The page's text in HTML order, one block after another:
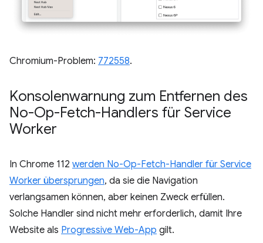
Chromium-Problem: 772558.
Konsolenwarnung zum Entfernen des
No-Op-Fetch-Handlers für Service
Worker
In Chrome 112 werden No-Op-Fetch-Handler für Service
Worker übersprungen, da sie die Navigation
verlangsamen können, aber keinen Zweck erfüllen.
Solche Handler sind nicht mehr erforderlich, damit Ihre
Website als Progressive Web-App gilt.